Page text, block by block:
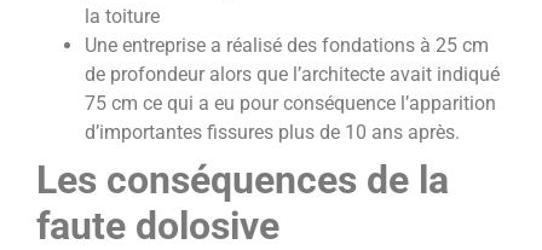
la toiture
Une entreprise a réalisé des fondations à 25 cm
de profondeur alors que l’architecte avait indiqué
75 cm ce qui a eu pour conséquence l’apparition
d’importantes fissures plus de 10 ans après.
Les conséquences de la
faute dolosive